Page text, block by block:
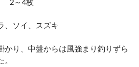
、ソイ、スズキ
かり、中盤からは風強まり釣りずら